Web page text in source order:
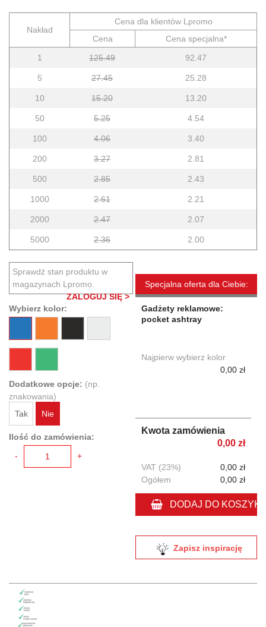
Nakład
Cena dla klientów Lpromo
Cena
Cena specjalna*
1
125.49 92.47
5 27.45 25.28
10 15.20 13.20
50 5.25 4.54
100 4.06 3.40
200 3.27 2.81
500 2.85 2.43
1000 2.61 2.21
2000 2.47 2.07
5000 2.36 2.00
Sprawdź stan produktu w
magazynach Lpromo.
ZALOGUJ SIĘ >
Wybierz kolor:
Dodatkowe opcje: (np.
znakowania)
Tak
Nie
Ilość do zamówienia:
-
+
Specjalna oferta dla Ciebie:
Gadżety reklamowe:
pocket ashtray
Najpierw wybierz kolor
0,00 zł
Kwota zamówienia
0,00 zł
VAT (23%)
0,00 zł
Ogółem
0,00 zł
DODAJ DO
Zapisz inspirację